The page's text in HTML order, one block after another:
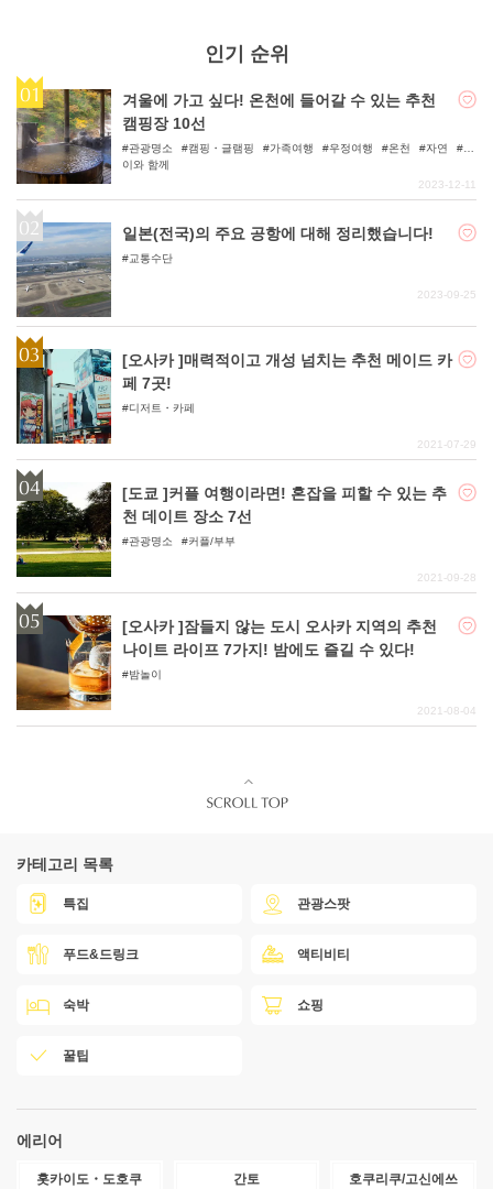
인기 순위
겨울에 가고 싶다! 온천에 들어갈 수 있는 추천
캠핑장 10선
관광명소 캠핑・글램핑 가족여행 우정여행 온천 자연
이와 함께
2023-12-11
일본(전국)의 주요 공항에 대해 정리했습니다!
교통수단
2023-09-25
[오사카 ]매력적이고 개성 넘치는 추천 메이드 카
페 7곳!
디저트・카페
2021-07-29
[도쿄 ]커플 여행이라면! 혼잡을 피할 수 있는 추
천 데이트 장소 7선
관광명소 커플/부부
2021-09-28
[오사카 ]잠들지 않는 도시 오사카 지역의 추천
나이트 라이프 7가지! 밤에도 즐길 수 있다!
밤놀이
2021-08-04
카테고리 목록
특집 관광스팟
푸드&드링크 액티비티
숙박 쇼핑
꿀팁
에리어
홋카이도・도호쿠 간토 호쿠리쿠/고신에쓰